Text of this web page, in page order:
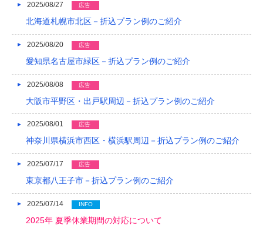
2017/12
2017/09
2017/08
2017/07
2017/06
2017/05
2025/08/27 広告
北海道札幌市北区－折込プラン例のご紹介
2025/08/20 広告
愛知県名古屋市緑区－折込プラン例のご紹介
2025/08/08 広告
大阪市平野区・出戸駅周辺－折込プラン例のご紹介
2025/08/01 広告
神奈川県横浜市西区・横浜駅周辺－折込プラン例のご紹介
2025/07/17 広告
東京都八王子市－折込プラン例のご紹介
2025/07/14 INFO
2025年 夏季休業期間の対応について